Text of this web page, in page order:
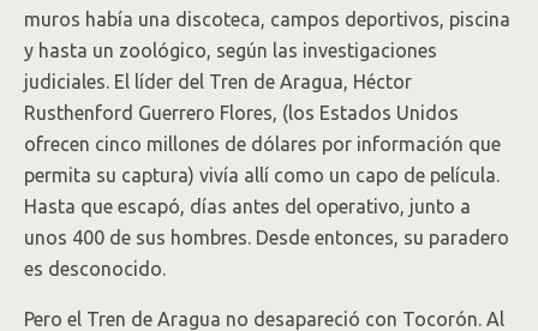
muros había una discoteca, campos deportivos, piscina
y hasta un zoológico, según las investigaciones
judiciales. El líder del Tren de Aragua, Héctor
Rusthenford Guerrero Flores, (los Estados Unidos
ofrecen cinco millones de dólares por información que
permita su captura) vivía allí como un capo de película.
Hasta que escapó, días antes del operativo, junto a
unos 400 de sus hombres. Desde entonces, su paradero
es desconocido.
Pero el Tren de Aragua no desapareció con Tocorón. Al